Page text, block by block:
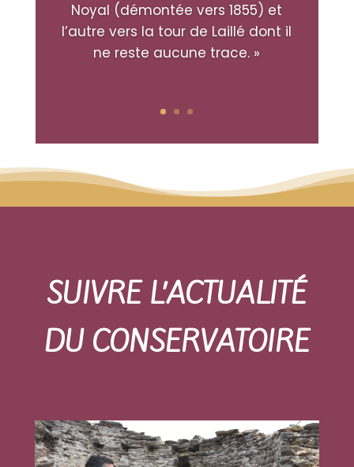
Noyal (démontée vers 1855) et
l’autre vers la tour de Laillé dont il
ne reste aucune trace. »
SUIVRE L’ACTUALITÉ
DU CONSERVATOIRE